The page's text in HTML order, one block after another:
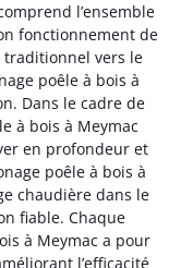
l’ensemble
fonctionnement de
traditionnel vers le
poêle à bois à
Dans le cadre de
à bois à Meymac
en profondeur et
poêle à bois à
chaudière dans le
fiable. Chaque
à Meymac a pour
l’efficacité